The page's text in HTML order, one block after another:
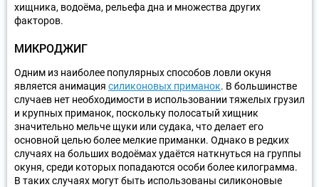
хищника, водоёма, рельефа дна и множества других
факторов.
МИКРОДЖИГ
Одним из наиболее популярных способов ловли окуня
является анимация силиконовых приманок. В большинстве
случаев нет необходимости в использовании тяжелых грузил
и крупных приманок, поскольку полосатый хищник
значительно мельче щуки или судака, что делает его
основной целью более мелкие приманки. Однако в редких
случаях на больших водоёмах удаётся наткнуться на группы
окуня, среди которых попадаются особи более килограмма.
В таких случаях могут быть использованы силиконовые